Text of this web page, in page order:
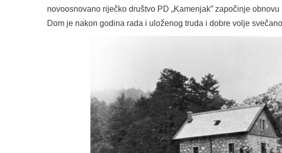
novoosnovano riječko društvo PD „Kamenjak” započinje
Dom je nakon godina rada i uloženog truda i dobre volje